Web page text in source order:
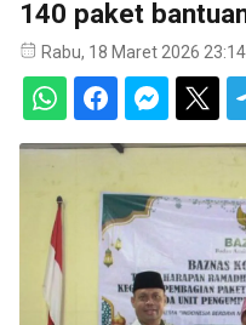
140 paket
Rabu, 18 Maret 2026 23:14